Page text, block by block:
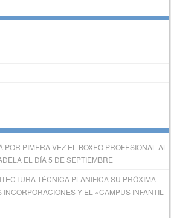
POR PIMERA VEZ EL BOXEO PROFESIONAL AL
EL DÍA 5 DE SEPTIEMBRE
TÉCNICA PLANIFICA SU PRÓXIMA
Y EL «CAMPUS INFANTIL